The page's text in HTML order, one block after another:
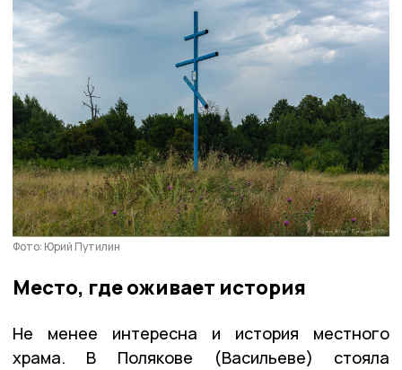
Фото: Юрий Путилин
Место, где оживает история
Не менее интересна и история местного
храма. В Полякове (Васильеве) стояла